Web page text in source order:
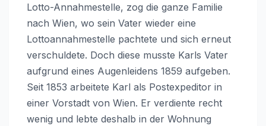
Lotto-Annahmestelle, zog die ganze Familie
nach Wien, wo sein Vater wieder eine
Lottoannahmestelle pachtete und sich erneut
verschuldete. Doch diese musste Karls Vater
aufgrund eines Augenleidens 1859 aufgeben.
Seit 1853 arbeitete Karl als Postexpeditor in
einer Vorstadt von Wien. Er verdiente recht
wenig und lebte deshalb in der Wohnung